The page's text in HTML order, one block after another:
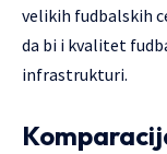
velikih fudbalskih
da bi i kvalitet
infrastrukturi.